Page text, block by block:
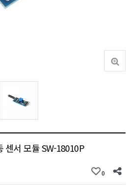
센서 모듈 SW-18010P
0